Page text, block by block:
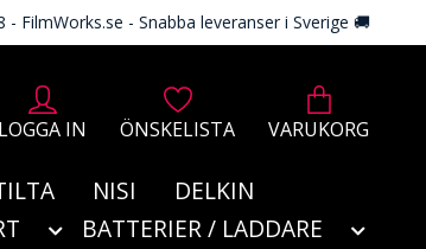
- FilmWorks.se - Snabba leveranser i Sverige 🚚
LOGGA IN ÖNSKELISTA VARUKORG
NISI
DELKIN
BATTERIER / LADDARE